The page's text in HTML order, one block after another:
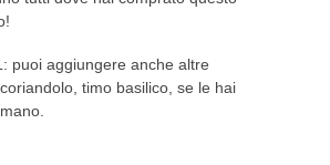
puoi aggiungere anche altre
timo basilico, se le hai